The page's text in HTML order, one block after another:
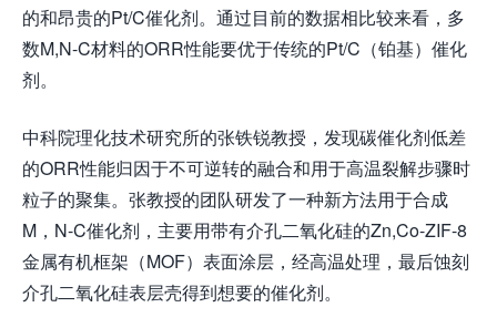
的和昂贵的Pt/C催化剂。通过目前的数据相比较来看，多
数M,N-C材料的ORR性能要优于传统的Pt/C（铂基）催化
剂。
中科院理化技术研究所的张铁锐教授，发现碳催化剂低差
的ORR性能归因于不可逆转的融合和用于高温裂解步骤时
粒子的聚集。张教授的团队研发了一种新方法用于合成
M，N-C催化剂，主要用带有介孔二氧化硅的Zn,Co-ZIF-8
金属有机框架（MOF）表面涂层，经高温处理，最后蚀刻
介孔二氧化硅表层壳得到想要的催化剂。